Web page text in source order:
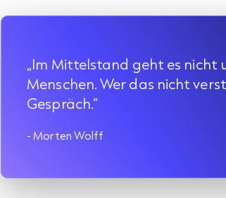
„Im Mittelstand geht es nicht
Menschen. Wer das nicht
Gespräch.“
- Morten Wolff